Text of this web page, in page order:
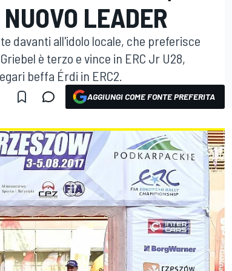
LEADER
davanti all'idolo locale, che preferisce
è terzo e vince in ERC Jr U28,
beffa Érdi in ERC2.
AGGIUNGI COME FONTE PREFERITA